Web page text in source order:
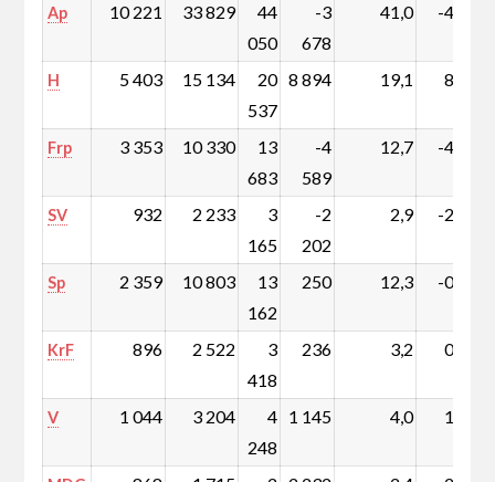
Ap 10 221 33 829
44
050
-3
678
41,0 -4,8
H 5 403 15 134
20
537
8 894 19,1 8,0
Frp 3 353 10 330
13
683
-4
589
12,7 -4,8
SV 932 2 233
3
165
-2
202
2,9 -2,2
Sp 2 359 10 803
13
162
250 12,3 -0,1
KrF 896 2 522
3
418
236 3,2 0,1
V 1 044 3 204
4
248
1 145 4,0 1,0